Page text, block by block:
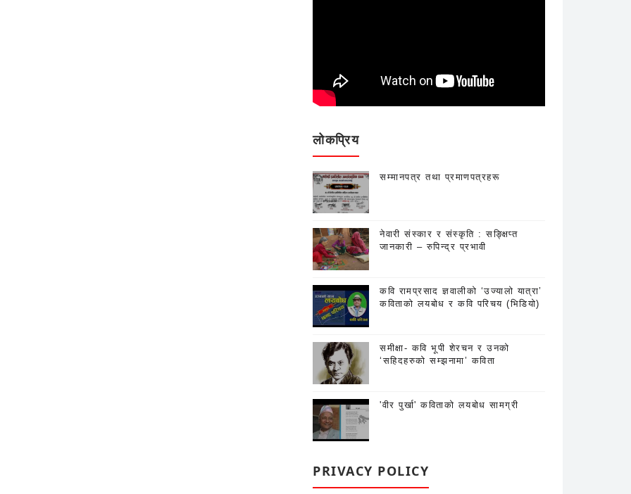
लोकप्रिय
सम्मानपत्र तथा प्रमाणपत्रहरू
नेवारी संस्कार र संस्कृति : सङ्क्षिप्त
जानकारी – रुपिन्द्र प्रभावी
कवि रामप्रसाद ज्ञवालीको ‘उज्यालो यात्रा’
कविताको लयबोध र कवि परिचय (भिडियो)
समीक्षा- कवि भूपी शेरचन र उनको
‘सहिदहरुको सम्झनामा’ कविता
'वीर पुर्खा' कविताको लयबोध सामग्री
PRIVACY POLICY